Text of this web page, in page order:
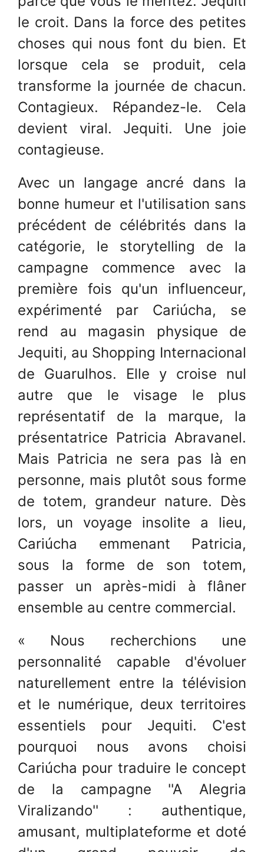
le croit. Dans la force des petites
choses qui nous font du bien. Et
lorsque cela se produit, cela
transforme la journée de chacun.
Contagieux. Répandez-le. Cela
devient viral. Jequiti. Une joie
contagieuse.
Avec un langage ancré dans la
bonne humeur et l'utilisation sans
précédent de célébrités dans la
catégorie, le storytelling de la
campagne commence avec la
première fois qu'un influenceur,
expérimenté par Cariúcha, se
rend au magasin physique de
Jequiti, au Shopping Internacional
de Guarulhos. Elle y croise nul
autre que le visage le plus
représentatif de la marque, la
présentatrice Patricia Abravanel.
Mais Patricia ne sera pas là en
personne, mais plutôt sous forme
de totem, grandeur nature. Dès
lors, un voyage insolite a lieu,
Cariúcha emmenant Patricia,
sous la forme de son totem,
passer un après-midi à flâner
ensemble au centre commercial.
« Nous recherchions une
personnalité capable d'évoluer
naturellement entre la télévision
et le numérique, deux territoires
essentiels pour Jequiti. C'est
pourquoi nous avons choisi
Cariúcha pour traduire le concept
de la campagne ''A Alegria
Viralizando'' : authentique,
amusant, multiplateforme et doté